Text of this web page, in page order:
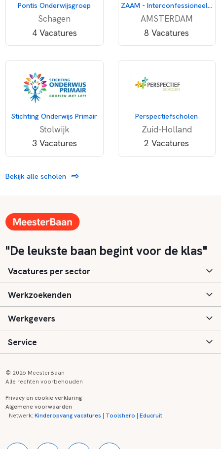
Pontis Onderwijsgroep
Schagen
4 Vacatures
ZAAM - Interconfessioneel voortgezet onderwijs
AMSTERDAM
8 Vacatures
Stichting Onderwijs Primair
Stolwijk
3 Vacatures
Perspectiefscholen
Zuid-Holland
2 Vacatures
Bekijk alle scholen
"De leukste baan begint voor de klas"
Vacatures per sector
Basisonderwijs
Speciaal (basis) onderwijs
Voortgezet onderwijs
Kinderopvang
Werkzoekenden
Aanmelden
Vacatures
Zij-instroom informatie
Werkgevers
Inloggen
Registreren
Service
Onderwijs links
© 2026 MeesterBaan
Alle rechten voorbehouden
Privacy en cookie verklaring
Algemene voorwaarden
Netwerk:Kinderopvang vacatures | Toolshero |Educruit